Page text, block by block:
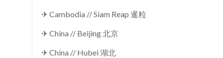
✈ Cambodia // Siam Reap 暹粒
✈ China // Beijing 北京
✈ China // Hubei 湖北